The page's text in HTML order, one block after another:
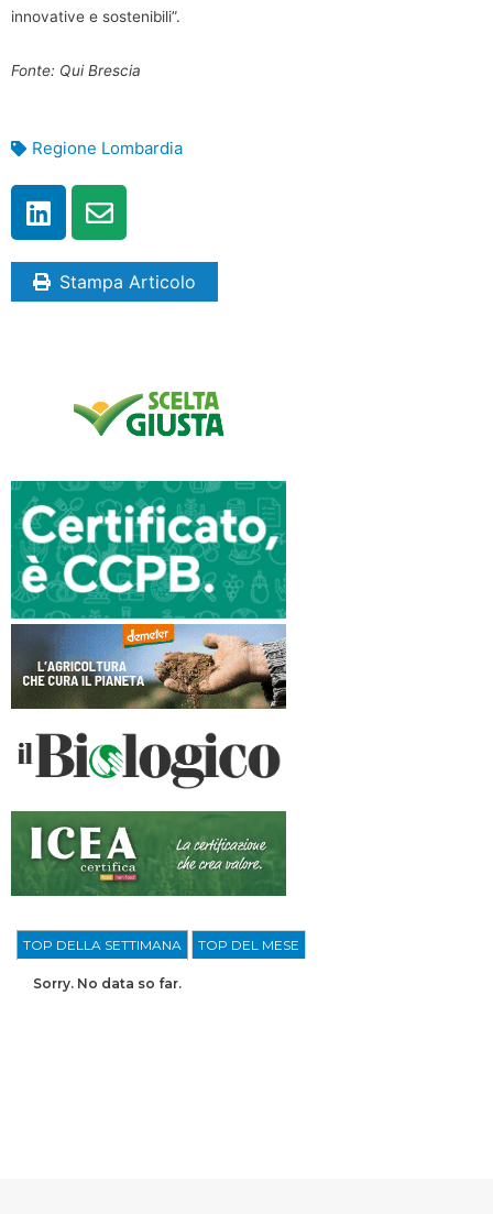
innovative e sostenibili”.
Fonte: Qui Brescia
Regione Lombardia
Stampa Articolo
TOP DELLA SETTIMANA TOP DEL MESE
Sorry. No data so far.